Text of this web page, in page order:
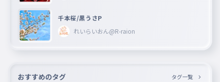
千本桜/黒うさP
れいらいおん@R-raion
おすすめのタグ タグ一覧